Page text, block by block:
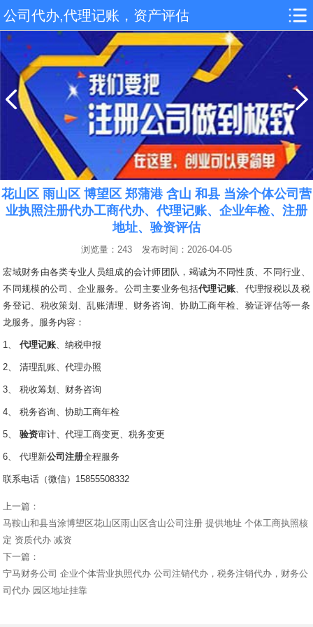
公司代办,代理记账，资产评估
花山区 雨山区 博望区 郑蒲港 含山 和县 当涂个体公司营
业执照注册代办工商代办、代理记账、企业年检、注册
地址、验资评估
浏览量：243 发布时间：2026-04-05
宏域财务由各类专业人员组成的会计师团队，竭诚为不同性质、不同行业、
不同规模的公司、企业服务。公司主要业务包括代理记账 、代理报税以及税
务登记、税收策划、乱账清理、财务咨询、协助工商年检、验证评估等一条
龙服务。服务内容：
1、代理记账 、纳税申报
2、 清理乱账、代理办照
3、 税收筹划、财务咨询
4、 税务咨询、协助工商年检
5、验资审计、代理工商变更、税务变更
6、 代理新公司注册全程服务
联系电话（微信）15855508332
上一篇：
马鞍山和县当涂博望区花山区雨山区含山公司注册 提供地址 个体工商执照核
定 资质代办 减资
下一篇：
宁马财务公司 企业个体营业执照代办 公司注销代办，税务注销代办，财务公
司代办 园区地址挂靠